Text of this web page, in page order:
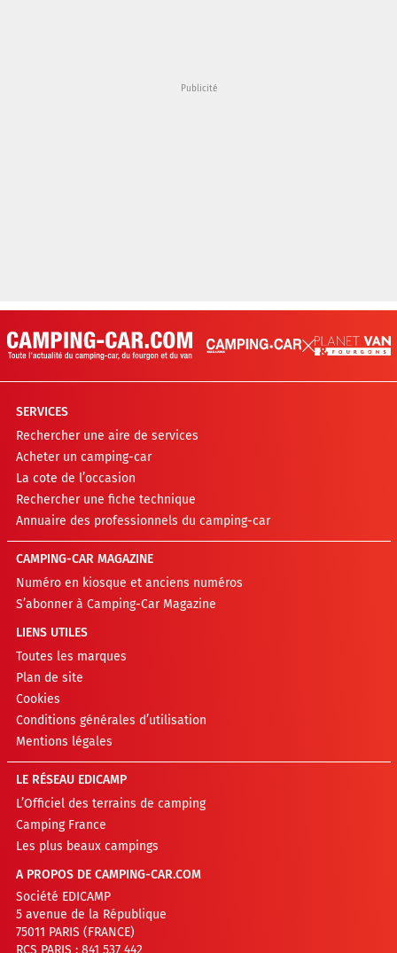
SERVICES
Rechercher une aire de services
Acheter un camping-car
La cote de l’occasion
Rechercher une fiche technique
Annuaire des professionnels du camping-car
CAMPING-CAR MAGAZINE
Numéro en kiosque et anciens numéros
S’abonner à Camping-Car Magazine
LIENS UTILES
Toutes les marques
Plan de site
Cookies
Conditions générales d’utilisation
Mentions légales
LE RÉSEAU EDICAMP
L’Officiel des terrains de camping
Camping France
Les plus beaux campings
A PROPOS DE CAMPING-CAR.COM
Société EDICAMP
5 avenue de la République
75011 PARIS (FRANCE)